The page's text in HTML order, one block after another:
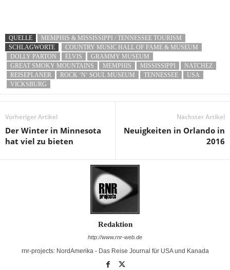
QUELLE
MEMPHIS & MISSISSIPPI / TENNESSEE TOURISM
SCHLAGWORTE
COUNTRY MUSIC HALL OF FAME & MUSEUM
DOLLY PARTON
ELVIS
GRAMMY MUSEUM
GREAT SMOKY MOUNTAINS
MEMPHIS MISSISSIPPI
NATCHEZ
REISEPLANER
ROCK ‘N‘ SOUL MUSEUM TENNESSEE
USA
VICKSBURG
Vorheriger Artikel
Der Winter in Minnesota
hat viel zu bieten
Nächster Artikel
Neuigkeiten in Orlando in
2016
Redaktion
http://www.rnr-web.de
rnr-projects: NordAmerika - Das Reise Journal für USA und Kanada